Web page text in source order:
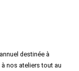
destinée à
nos ateliers tout au